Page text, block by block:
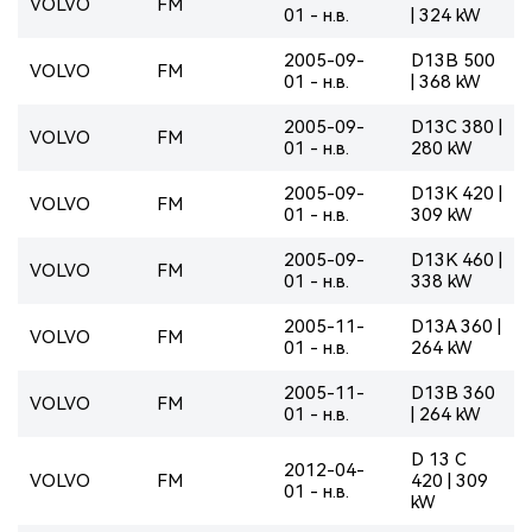
01 - н.в.
| 324 kW
VOLVO FM
2005-09-
01 - н.в.
D13B 500
| 368 kW
VOLVO FM
2005-09-
01 - н.в.
D13C 380 |
280 kW
VOLVO FM
2005-09-
01 - н.в.
D13K 420 |
309 kW
VOLVO FM
2005-09-
01 - н.в.
D13K 460 |
338 kW
VOLVO FM
2005-11-
01 - н.в.
D13A 360 |
264 kW
VOLVO FM
2005-11-
01 - н.в.
D13B 360
| 264 kW
VOLVO FM
2012-04-
01 - н.в.
D 13 C
420 | 309
kW